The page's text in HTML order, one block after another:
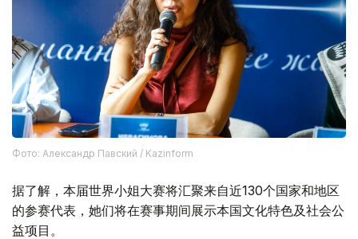
Фото: Александр Павский / Kazinform
据了解，本届世界小姐大赛将汇聚来自近130个国家和地区
的参赛代表，她们将在赛事期间展示本国文化特色及社会公
益项目。